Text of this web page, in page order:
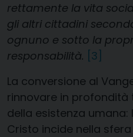
rettamente la vita
gli altri cittadini
ognuno e sotto la
responsabilità. [3]
La conversione al
rinnovare in profondità
della esistenza umana:
Cristo incide nella